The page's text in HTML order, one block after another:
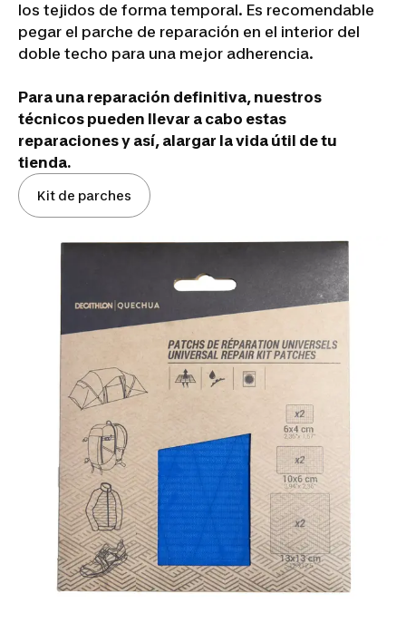
los tejidos de forma temporal. Es recomendable
pegar el parche de reparación en el interior del
doble techo para una mejor adherencia.
Para una reparación definitiva, nuestros
técnicos pueden llevar a cabo estas
reparaciones y así, alargar la vida útil de tu
tienda.
Kit de parches